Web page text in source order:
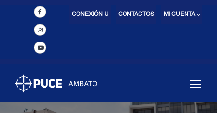
MI CUENTA ⌵
CONTACTOS
CONEXIÓN U